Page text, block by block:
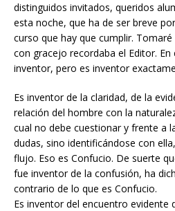
distinguidos invitados, queridos
esta noche, que ha de ser breve
curso que hay que cumplir.
con gracejo recordaba el Editor.
inventor, pero es inventor
Es inventor de la claridad, de la
relación del hombre con la
cual no debe cuestionar y frente a
dudas, sino identificándose con
flujo. Eso es Confucio. De suerte
fue inventor de la confusión, ha
contrario de lo que es Confucio.
Es inventor del encuentro evidente